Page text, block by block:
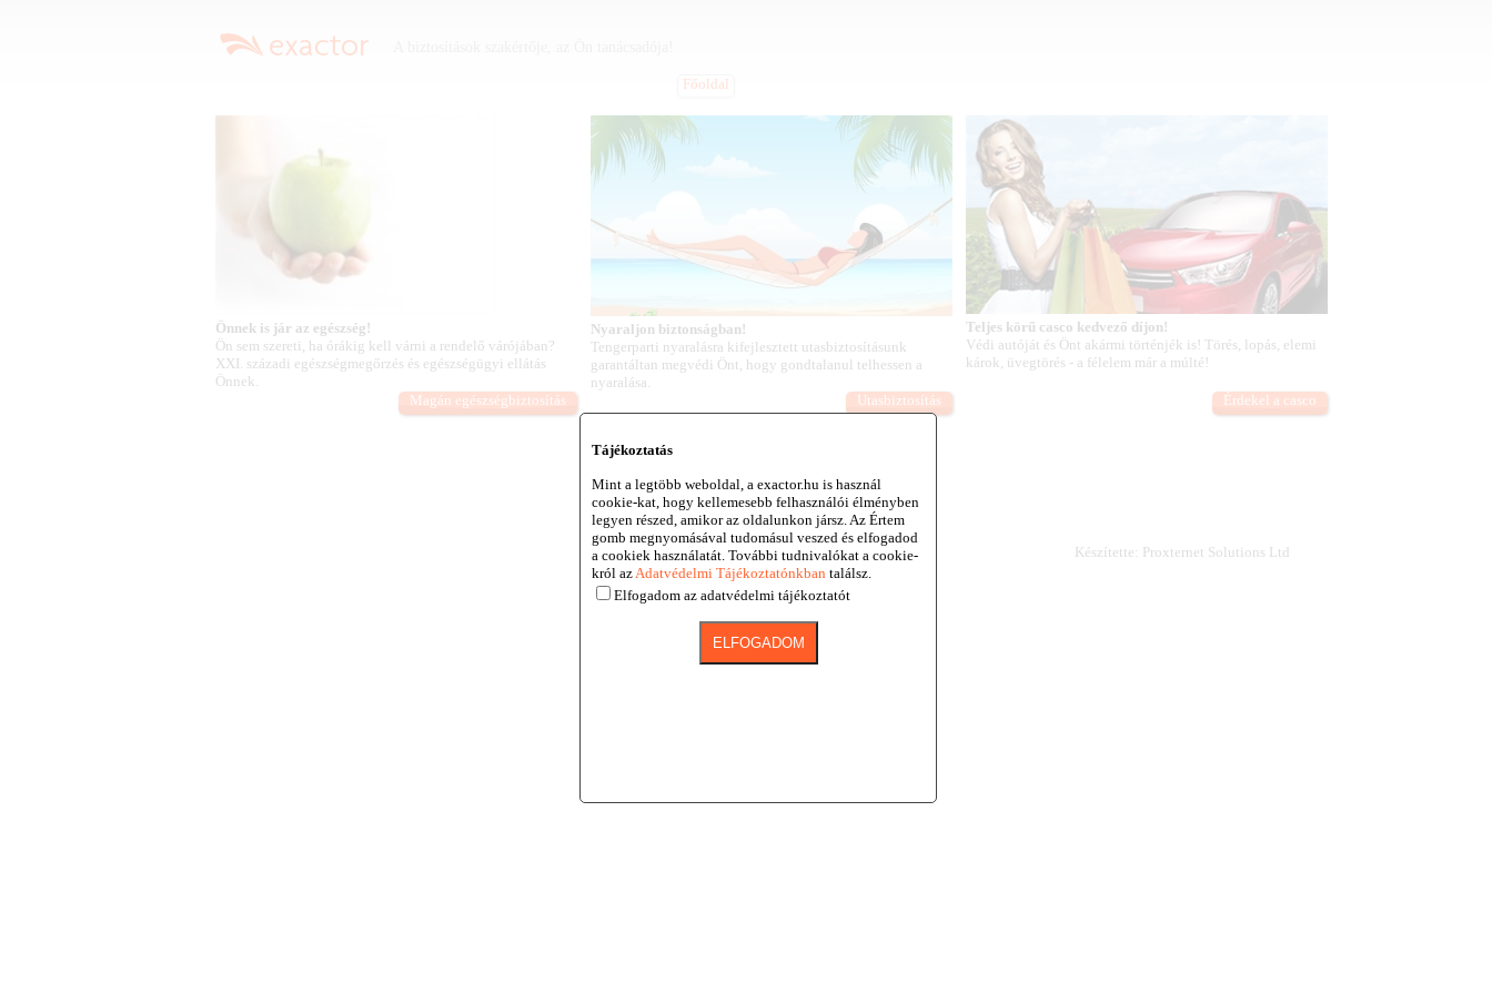
Főoldal
Önnek is jár az egészség!
Ön sem szereti, ha órákig kell várni a rendelő várójában?
XXI. századi egészségmegőrzés és egészségügyi ellátás
Önnek.
Magán egészségbiztosítás
Nyaraljon biztonságban!
Tengerparti nyaralásra kifejlesztett utasbiztosításunk
garantáltan megvédi Önt, hogy gondtalanul telhessen a
nyaralása.
Utasbiztosítás
Teljes körű casco kedvező díjon!
Védi autóját és Önt akármi történjék is! Törés, lopás, elemi
károk, üvegtörés - a félelem már a múlté!
Érdekel a casco
Készítette: Proxternet Solutions Ltd
Tájékoztatás
Mint a legtöbb weboldal, a exactor.hu is használ
cookie-kat, hogy kellemesebb felhasználói élményben
legyen részed, amikor az oldalunkon jársz. Az Értem
gomb megnyomásával tudomásul veszed és elfogadod
a cookiek használatát. További tudnivalókat a cookie-
król azAdatvédelmi Tájékoztatónkban találsz.
Elfogadom az adatvédelmi tájékoztatót
ELFOGADOM